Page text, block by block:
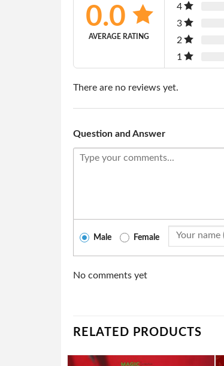
0.0
AVERAGE RATING
4
3
2
1
There are no reviews yet.
Question and Answer
Male Female
No comments yet
RELATED PRODUCTS